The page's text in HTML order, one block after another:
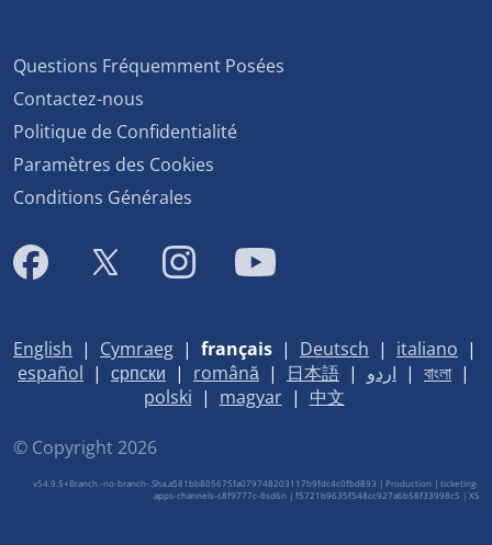
Questions Fréquemment Posées
Contactez-nous
Politique de Confidentialité
Paramètres des Cookies
Conditions Générales
English | Cymraeg | français | Deutsch | italiano |
español | српски | română | 日本語 | اردو | বাংলা |
polski | magyar| 中文
© Copyright 2026
v54.9.5+Branch.-no-branch-.Sha.a581bb805675fa079748203117b9fdc4c0fbd893 | Production | ticketing-
apps-channels-c8f9777c-8sd6n | f5721b9635f548cc927a6b58f33998c5 | XS